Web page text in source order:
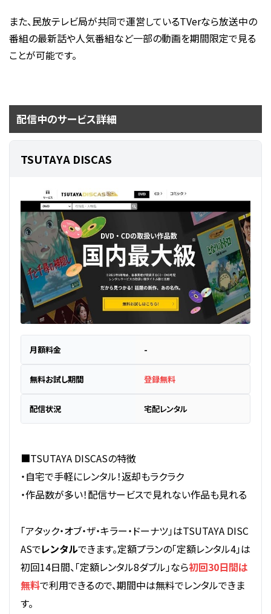
また、民放テレビ局が共同で運営しているTVerなら放送中の
番組の最新話や人気番組など一部の動画を期間限定で見る
ことが可能です。
配信中のサービス詳細
TSUTAYA DISCAS
月額料金 -
無料お試し期間 登録無料
配信状況 宅配レンタル
■TSUTAYA DISCASの特徴
・自宅で手軽にレンタル！返却もラクラク
・作品数が多い！配信サービスで見れない作品も見れる
「アタック・オブ・ザ・キラー・ドーナツ」はTSUTAYA DISC
ASでレンタルできます。定額プランの「定額レンタル4」は
初回14日間、「定額レンタル8ダブル」なら初回30日間は
無料で利用できるので、期間中は無料でレンタルできま
す。